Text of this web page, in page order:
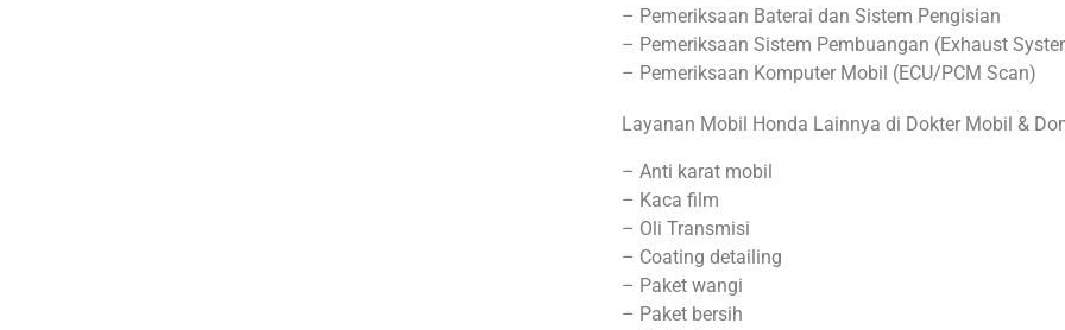
– Pemeriksaan Baterai dan Sistem Pengisian
– Pemeriksaan Sistem Pembuangan (Exhaust
– Pemeriksaan Komputer Mobil (ECU/PCM Scan)
Layanan Mobil Honda Lainnya di Dokter Mobil &
– Anti karat mobil
– Kaca film
– Oli Transmisi
– Coating detailing
– Paket wangi
– Paket bersih